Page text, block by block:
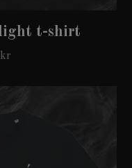
t-shirt